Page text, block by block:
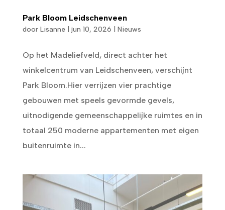
Park Bloom Leidschenveen
door Lisanne| jun 10, 2026 Nieuws
Op het Madeliefveld, direct achter het
winkelcentrum van Leidschenveen, verschijnt
Park Bloom.Hier verrijzen vier prachtige
gebouwen met speels gevormde gevels,
uitnodigende gemeenschappelijke ruimtes en in
totaal 250 moderne appartementen met eigen
buitenruimte in...